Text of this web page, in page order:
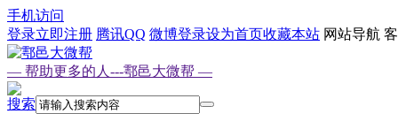
手机访问
登录立即注册 腾讯QQ 微博登录设为首页收藏本站 网站导航
— 帮助更多的人---鄠邑大微帮 —
搜索